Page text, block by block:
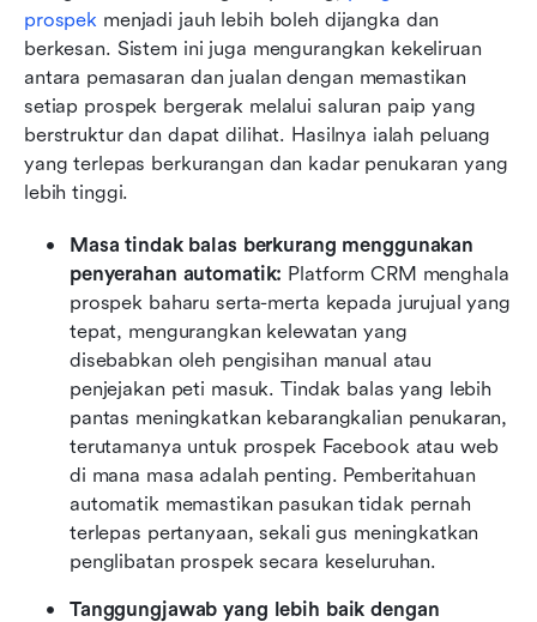
prospek menjadi jauh lebih boleh dijangka dan
berkesan. Sistem ini juga mengurangkan kekeliruan
antara pemasaran dan jualan dengan memastikan
setiap prospek bergerak melalui saluran paip yang
berstruktur dan dapat dilihat. Hasilnya ialah peluang
yang terlepas berkurangan dan kadar penukaran yang
lebih tinggi.
Masa tindak balas berkurang menggunakan
penyerahan automatik: Platform CRM menghala
prospek baharu serta-merta kepada jurujual yang
tepat, mengurangkan kelewatan yang
disebabkan oleh pengisihan manual atau
penjejakan peti masuk. Tindak balas yang lebih
pantas meningkatkan kebarangkalian penukaran,
terutamanya untuk prospek Facebook atau web
di mana masa adalah penting. Pemberitahuan
automatik memastikan pasukan tidak pernah
terlepas pertanyaan, sekali gus meningkatkan
penglibatan prospek secara keseluruhan.
Tanggungjawab yang lebih baik dengan